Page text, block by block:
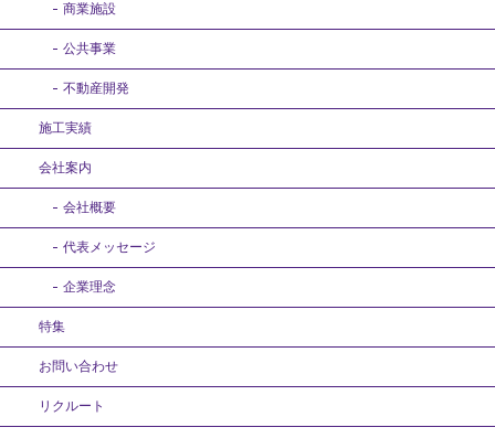
商業施設
公共事業
不動産開発
施工実績
会社案内
会社概要
代表メッセージ
企業理念
特集
お問い合わせ
リクルート